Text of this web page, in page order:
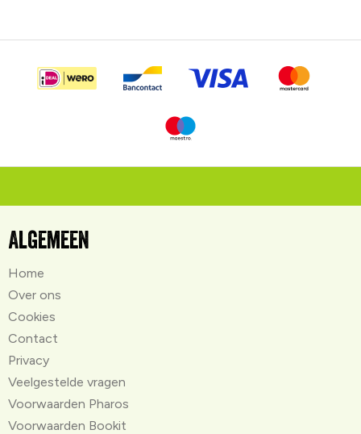
Algemeen
Home
Over ons
Cookies
Contact
Privacy
Veelgestelde vragen
Voorwaarden Pharos
Voorwaarden Bookit